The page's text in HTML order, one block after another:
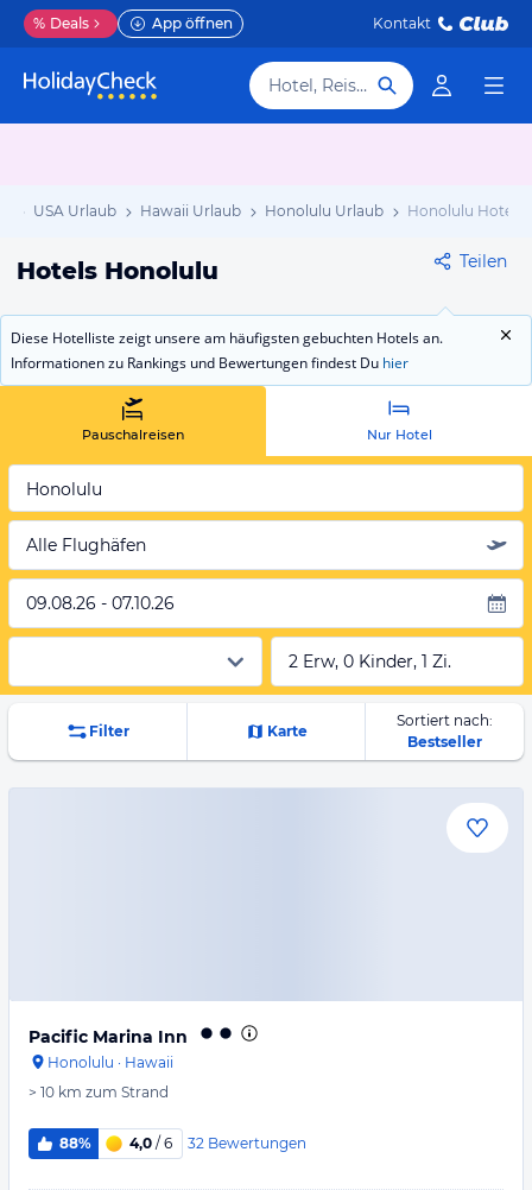
% Deals App öffnen Kontakt
Hotel, Reiseziel
USA Urlaub Hawaii Urlaub Honolulu Urlaub Honolulu Hotels
Hotels Honolulu Teilen
Diese Hotelliste zeigt unsere am häufigsten gebuchten Hotels an.
Informationen zu Rankings und Bewertungen findest Du hier
Pauschalreisen Nur Hotel
Honolulu
Alle Flughäfen
09.08.26 - 07.10.26
2 Erw, 0 Kinder, 1 Zi.
Filter Karte
Sortiert nach:
Bestseller
Pacific Marina Inn
Honolulu · Hawaii
> 10 km zum Strand
88% 4,0 / 6 32 Bewertungen